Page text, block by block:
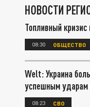
НОВОСТИ
Топливный кризис
08:30 ОБЩЕСТВО
Welt: Украина
успешным ударам
08:23 СВО